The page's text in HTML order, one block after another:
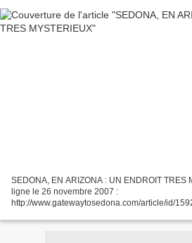
SEDONA, EN ARIZONA : UN ENDROIT TRES
ligne le 26 novembre 2007 :
http://www.gatewaytosedona.com/article/id/